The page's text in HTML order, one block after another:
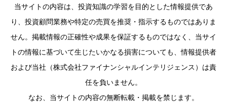
当サイトの内容は、投資知識の学習を目的とした情報提供であ
り、投資顧問業務や特定の売買を推奨・指示するものではありま
せん。掲載情報の正確性や成果を保証するものではなく、当サイ
トの情報に基づいて生じたいかなる損害についても、情報提供者
および当社（株式会社ファイナンシャルインテリジェンス）は責
任を負いません。
なお、当サイトの内容の無断転載・掲載を禁じます。